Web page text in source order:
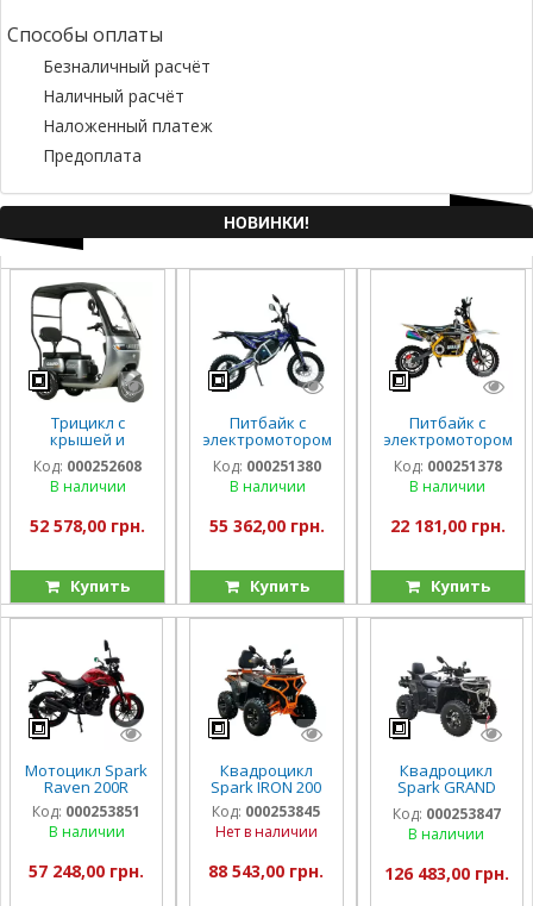
Способы оплаты
Безналичный расчёт
Наличный расчёт
Наложенный платеж
Предоплата
НОВИНКИ!
Трицикл с
крышей и
электромотором
Spark Guard
1200w
Код: 000252608
В наличии
52 578,00 грн.
Купить
Питбайк с
электромотором
Spark Nova
1500w
Код: 000251380
В наличии
55 362,00 грн.
Купить
Питбайк с
электромотором
Spark Buddy
1000w
Код: 000251378
В наличии
22 181,00 грн.
Купить
Мотоцикл Spark
Raven 200R
Код: 000253851
В наличии
57 248,00 грн.
Квадроцикл
Spark IRON 200
Код: 000253845
Нет в наличии
88 543,00 грн.
Квадроцикл
Spark GRAND
250SE
Код: 000253847
В наличии
126 483,00 грн.